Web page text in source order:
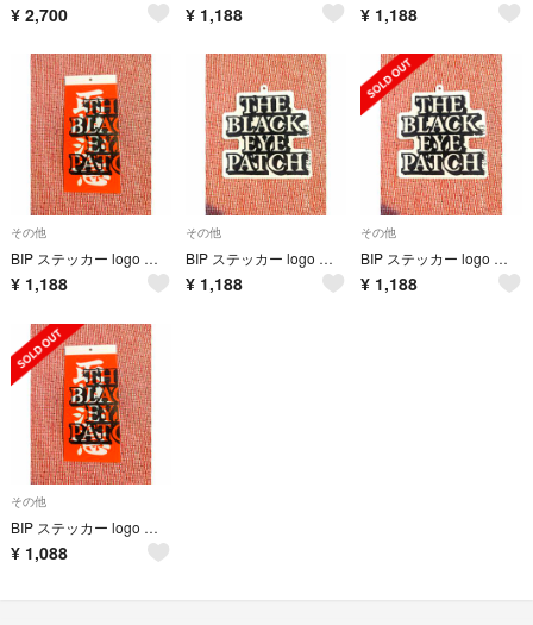
¥ 2,700 ¥ 1,188 ¥ 1,188
その他
BIP ステッカー logo シール 正規品 ブラックアイパッチ 取扱注意 ロゴ
¥ 1,188
その他
BIP ステッカー logo シール 正規品 ブラックアイパッチ ロゴ 非売品
¥ 1,188
その他
BIP ステッカー logo シール 正規品 ブラックアイパッチ ロゴ 非売品
¥ 1,188
その他
BIP ステッカー logo シール 正規品 ブラックアイパッチ 取扱注意 ロゴ
¥ 1,088